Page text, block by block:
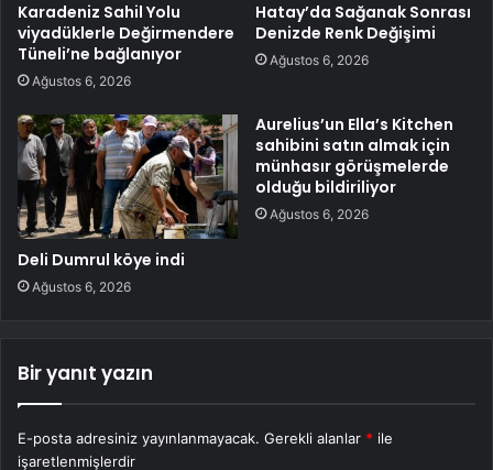
Karadeniz Sahil Yolu
viyadüklerle Değirmendere
Tüneli’ne bağlanıyor
Ağustos 6, 2026
Hatay’da Sağanak Sonrası
Denizde Renk Değişimi
Ağustos 6, 2026
Deli Dumrul köye indi
Ağustos 6, 2026
Aurelius’un Ella’s Kitchen
sahibini satın almak için
münhasır görüşmelerde
olduğu bildiriliyor
Ağustos 6, 2026
Bir yanıt yazın
E-posta adresiniz yayınlanmayacak. Gerekli alanlar * ile
işaretlenmişlerdir